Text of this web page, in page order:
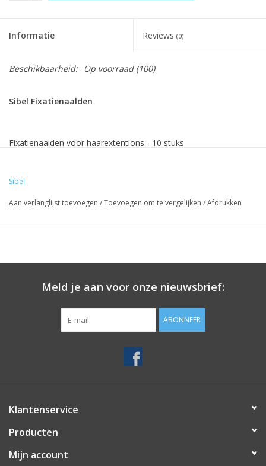
Informatie Reviews (0)
Beschikbaarheid: Op voorraad(100)
Sibel Fixatienaalden
Fixatienaalden voor haarextentions - 10 stuks
Sibel
Aan verlanglijst toevoegen /Toevoegen om te vergelijken /Afdrukken
Meld je aan voor onze nieuwsbrief:
ABONNEER
Klantenservice
Producten
Mijn account